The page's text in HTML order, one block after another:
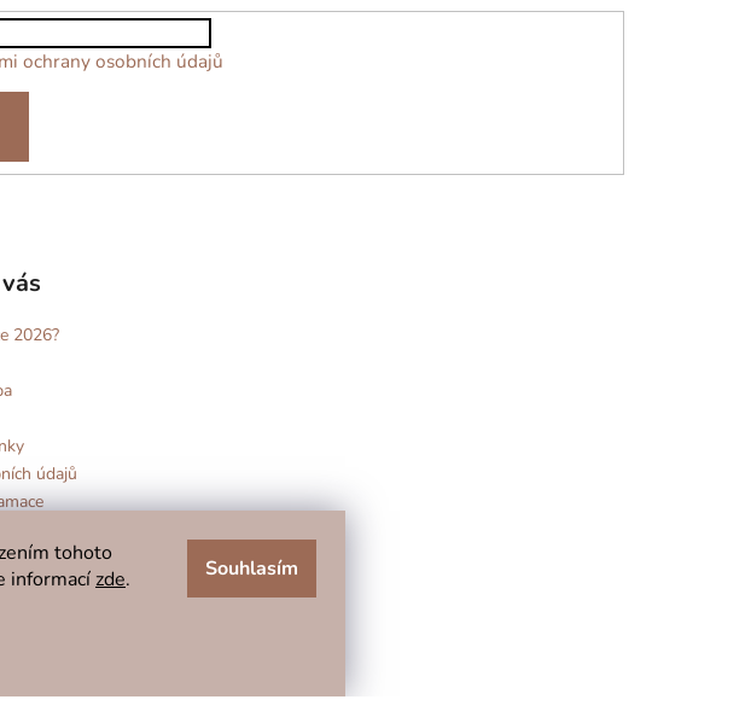
tohoto
informací zde. Souhlasím
ochrany osobních údajů
2026?
údajů